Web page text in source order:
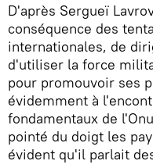
D'après Sergueï
conséquence des
internationales, de
d'utiliser la force
pour promouvoir ses
évidemment à
fondamentaux de
pointé du doigt les
évident qu'il parlait